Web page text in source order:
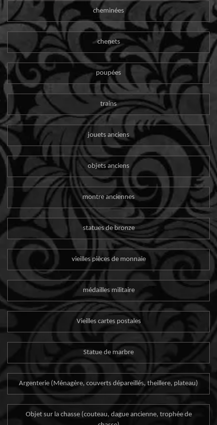
cheminées
chenets
poupées
trains
jouets anciens
objets anciens
montre anciennes
statues de bronze
vieilles pièces de monnaie
médailles militaire
Vieilles cartes postales
Statue de marbre
Argenterie (Ménagère, couverts dépareillés, theillere, plateau)
Objet sur la chasse (couteau, dague ancienne, trophée de